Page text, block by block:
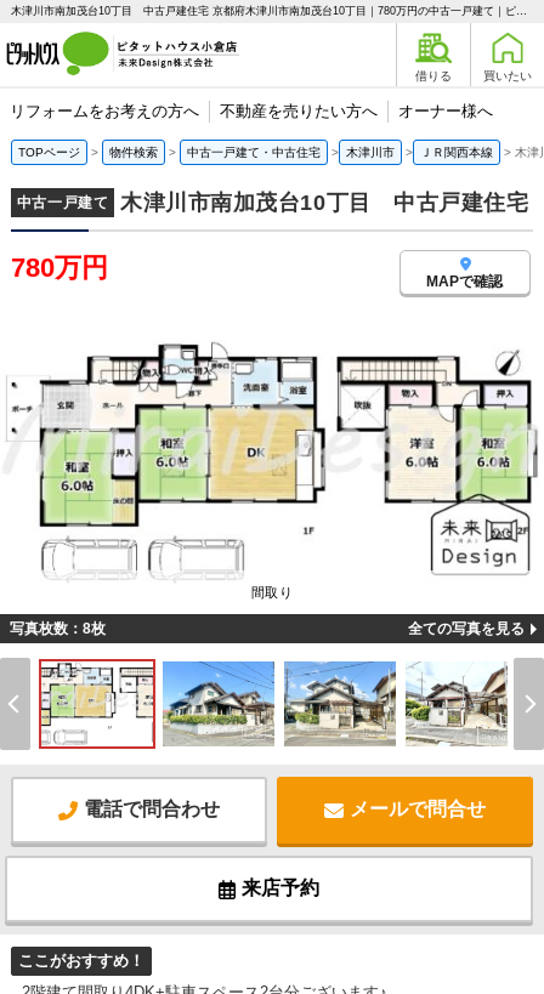
木津川市南加茂台10丁目 中古戸建住宅 京都府木津川市南加茂台10丁目｜780万円の中古一戸建て｜ピタットハウス小倉店 未来Design株式会社
借りる 買いたい
リフォームをお考えの方へ 不動産を売りたい方へ オーナー様へ
TOPページ 物件検索 中古一戸建て・中古住宅 木津川市 ＪＲ関西本線 木津
中古一戸建て 木津川市南加茂台10丁目 中古戸建住宅
780万円 MAPで確認
間取り
写真枚数：8枚 全ての写真を見る
電話で問合わせ メールで問合せ
来店予約
ここがおすすめ！